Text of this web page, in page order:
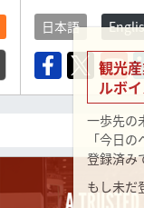
日本語
観光
ルボ
一歩先の
「今日
登録済み
もし未だ